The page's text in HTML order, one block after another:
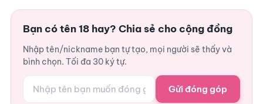
Bạn có tên 18 hay? Chia sẻ cho cộng đồng
Nhập tên/nickname bạn tự tạo, mọi người sẽ thấy và
bình chọn. Tối đa 30 ký tự.
Gửi đóng góp